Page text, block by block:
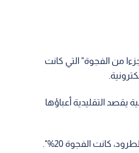
من الفجوة" التي كانت
يقصد التقليدية أعباؤها